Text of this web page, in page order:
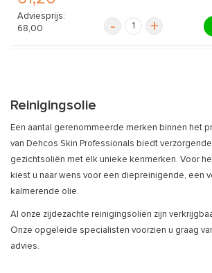
Adviesprijs:
68,00
- +
Reinigingsolie
Een aantal gerenommeerde merken binnen het
van Dehcos Skin Professionals biedt
gezichtsoliën met elk unieke kenmerken. Voor
kiest u naar wens voor een diepreinigende, een
kalmerende olie.
Al onze zijdezachte reinigingsoliën zijn
Onze opgeleide specialisten voorzien u graag
advies.